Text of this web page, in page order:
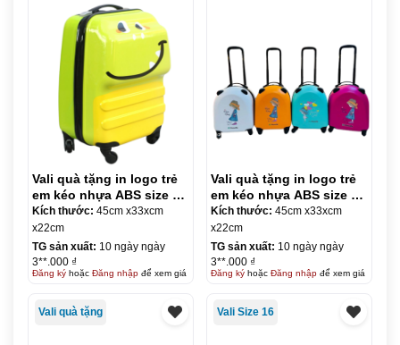
Vali quà tặng in logo trẻ
em kéo nhựa ABS size 18
KQ-VL17
Kích thước: 45cm x33xcm
x22cm
TG sản xuất: 10 ngày ngày
3**.000 ₫
Đăng kýhoặc Đăng nhậpđể xem giá
Vali quà tặng in logo trẻ
em kéo nhựa ABS size 18
KQ-VL18
Kích thước: 45cm x33xcm
x22cm
TG sản xuất: 10 ngày ngày
3**.000 ₫
Đăng kýhoặc Đăng nhậpđể xem giá
Vali quà tặng Vali Size 16